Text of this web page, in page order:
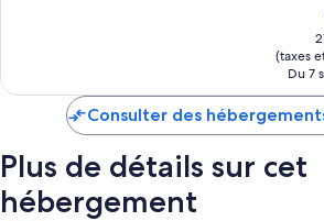
Le réglage de la température dans la
Des bacs de recyclage et des ampoules à
Des salles de bain avec des articles de
à cheveux
Des téléviseurs à écran plat 42-po
Des réfrigérateurs, des fours à micro-
théières
(taxes
Du 7
Consulter des
Plus de détails sur cet
hébergement